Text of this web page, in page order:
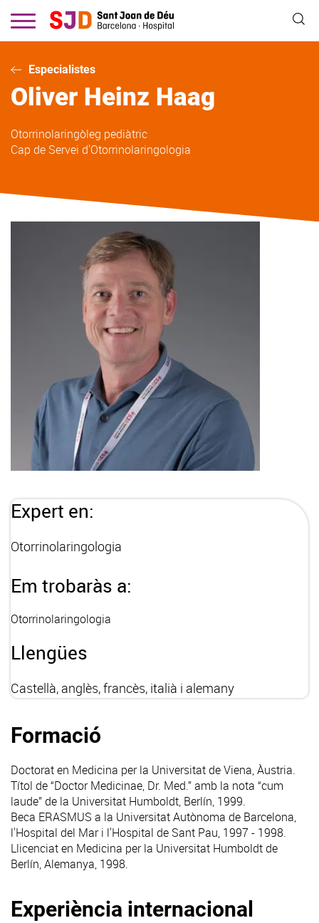
contingut
Especialistes
Oliver Heinz Haag
Otorrinolaringòleg pediàtric
Cap de Servei d'Otorrinolaringologia
Expert en:
Otorrinolaringologia
Em trobaràs a:
Otorrinolaringologia
Llengües
Castellà, anglès, francès, italià i alemany
Formació
Doctorat en Medicina per la Universitat de Viena, Àustria.
Títol de “Doctor Medicinae, Dr. Med.” amb la nota “cum
laude” de la Universitat Humboldt, Berlín, 1999.
Beca ERASMUS a la Universitat Autònoma de Barcelona,
l'Hospital del Mar i l'Hospital de Sant Pau, 1997 - 1998.
Llicenciat en Medicina per la Universitat Humboldt de
Berlín, Alemanya, 1998.
Experiència internacional